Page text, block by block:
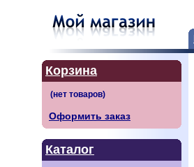
Корзина
Оформить заказ
Каталог